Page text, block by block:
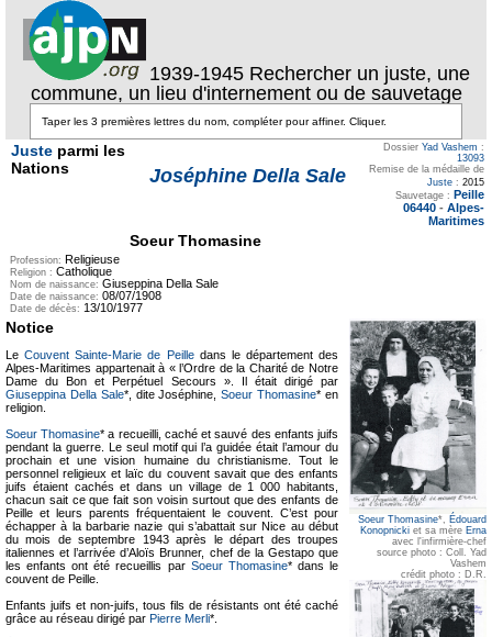
1939-1945 Rechercher un juste, une
commune, un lieu d'internement ou de sauvetage
Juste parmi les
Nations
Joséphine Della Sale
Soeur Thomasine
Dossier Yad Vashem :
13093
Remise de la médaille de
Juste : 2015
Sauvetage : Peille
06440 - Alpes-
Maritimes
Profession: Religieuse
Religion : Catholique
Nom de naissance: Giuseppina Della Sale
Date de naissance: 08/07/1908
Date de décès: 13/10/1977
Soeur Thomasine*, Édouard
Konopnicki et sa mère Erna
avec l'infirmière-chef
source photo : Coll. Yad
Vashem
crédit photo : D.R.
Notice
LeCouvent Sainte-Marie de Peilledans le département des
Alpes-Maritimes appartenait à « l’Ordre de la Charité de Notre
Dame du Bon et Perpétuel Secours ». Il était dirigé par
Giuseppina Della Sale*, dite Joséphine,Soeur Thomasine* en
religion.
Soeur Thomasine* a recueilli, caché et sauvé des enfants juifs
pendant la guerre. Le seul motif qui l’a guidée était l’amour du
prochain et une vision humaine du christianisme. Tout le
personnel religieux et laïc du couvent savait que des enfants
juifs étaient cachés et dans un village de 1 000 habitants,
chacun sait ce que fait son voisin surtout que des enfants de
Peille et leurs parents fréquentaient le couvent. C’est pour
échapper à la barbarie nazie qui s’abattait sur Nice au début
du mois de septembre 1943 après le départ des troupes
italiennes et l’arrivée d’Aloïs Brunner, chef de la Gestapo que
les enfants ont été recueillis par Soeur Thomasine* dans le
couvent de Peille.
Enfants juifs et non-juifs, tous fils de résistants ont été caché
grâce au réseau dirigé par Pierre Merli*.